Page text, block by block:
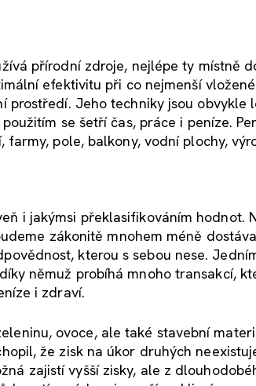
přírodní zdroje, nejlépe ty místně
efektivitu při co nejmenší
prostředí. Jeho techniky jsou obvykle
se šetří čas, práce i peníze.
pole, balkony, vodní plochy,
i jakýmsi překlasifikováním hodnot.
zákonitě mnohem méně
kterou s sebou nese.
němuž probíhá mnoho transakcí,
i zdraví.
ovoce, ale také stavební
že zisk na úkor druhých
zajistí vyšší zisky, ale z